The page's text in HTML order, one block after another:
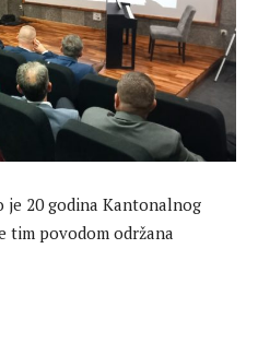
je 20 godina Kantonalnog
tim povodom održana